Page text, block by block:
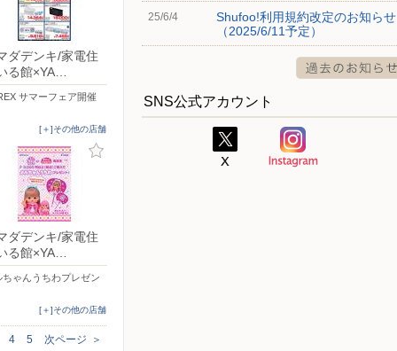
ダデンキ/家電住
る館×YA…
サマーフェア開催
[＋]その他の店舗
ダデンキ/家電住
る館×YA…
ちゃんうちわプレゼン
[＋]その他の店舗
4 5 次ページ ＞
25/6/4
Shufoo!利用規約改定のお知らせ
（2025/6/11予定）
SNS公式アカウント